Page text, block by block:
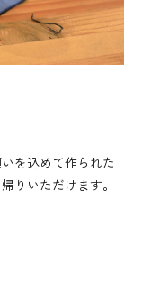
を込めて作られた
りいただけます。